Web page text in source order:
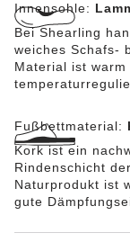
Innensohle:
Bei Shearling
weiches Schafs-
Material ist
Fußbettmaterial:
Kork ist ein
Rindenschicht
Naturprodukt ist
gute